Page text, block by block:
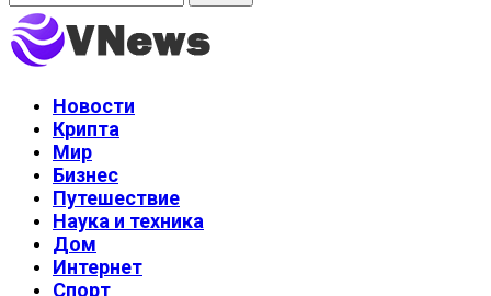
Новости
Крипта
Мир
Бизнес
Путешествие
Наука и техника
Дом
Интернет
Спорт